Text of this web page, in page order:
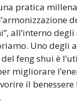
pratica
all’interno
Uno degli
feng shui è
migliorare
il benessere